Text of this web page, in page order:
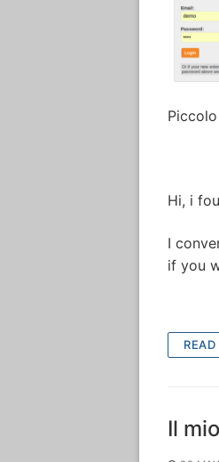
Hi, i
I
if you
Il